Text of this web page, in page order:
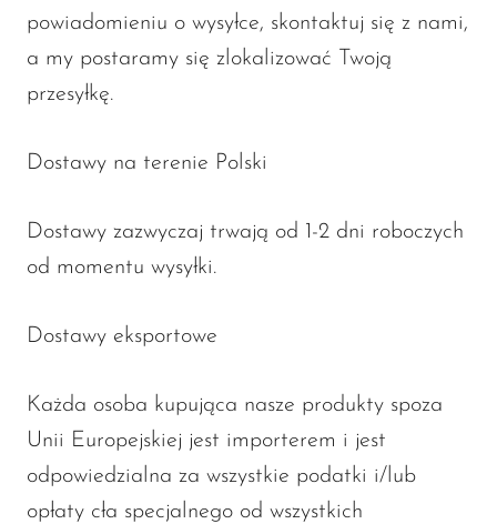
powiadomieniu o wysyłce, skontaktuj się z nami,
a my postaramy się zlokalizować Twoją
przesyłkę.
Dostawy na terenie Polski
Dostawy zazwyczaj trwają od 1-2 dni roboczych
od momentu wysyłki.
Dostawy eksportowe
Każda osoba kupująca nasze produkty spoza
Unii Europejskiej jest importerem i jest
odpowiedzialna za wszystkie podatki i/lub
opłaty cła specjalnego od wszystkich